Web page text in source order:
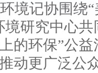
记协围绕“
境研究中心
环保”公益
动更广泛公